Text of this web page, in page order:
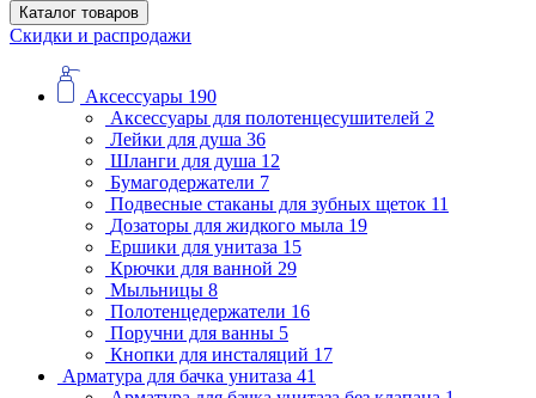
Каталог товаров
Скидки и распродажи
Аксессуары 190
Аксессуары для полотенцесушителей 2
Лейки для душа 36
Шланги для душа 12
Бумагодержатели 7
Подвесные стаканы для зубных щеток 11
Дозаторы для жидкого мыла 19
Ершики для унитаза 15
Крючки для ванной 29
Мыльницы 8
Полотенцедержатели 16
Поручни для ванны 5
Кнопки для инсталяций 17
Арматура для бачка унитаза 41